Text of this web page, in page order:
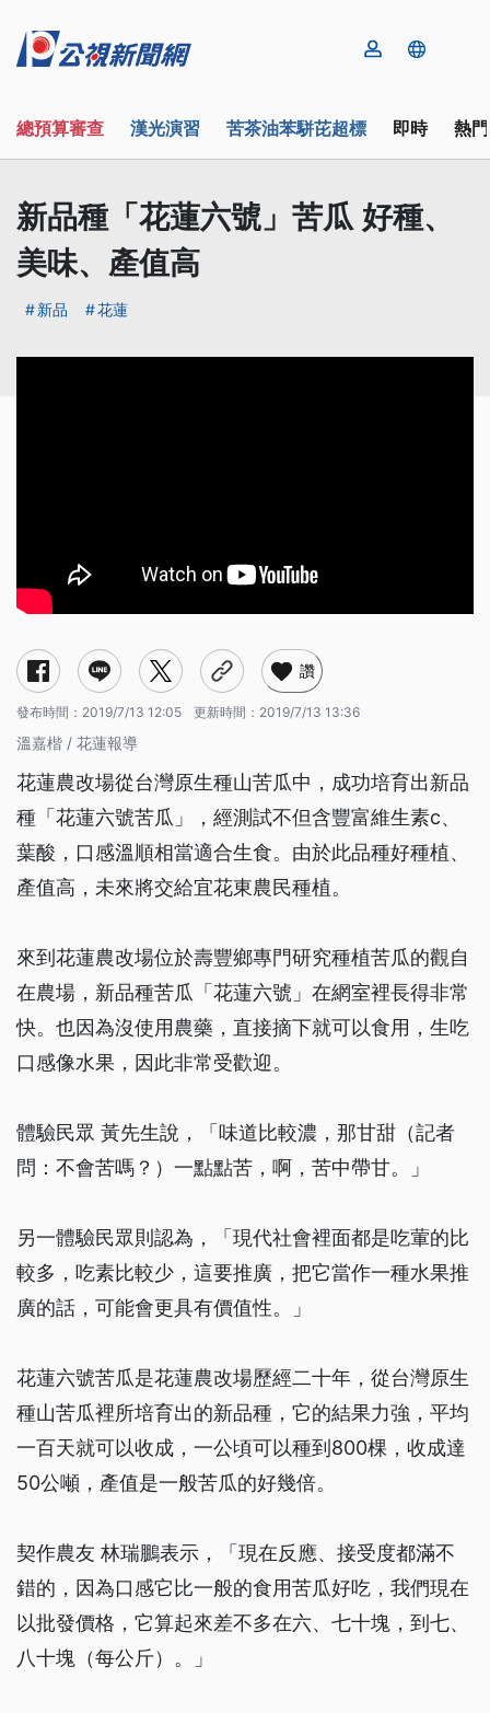
總預算審查 漢光演習 苦茶油苯駢芘超標 即時 熱
新品種「花蓮六號」苦瓜 好種、
美味、產值高
新品 花蓮
讚
發布時間： 2019/7/13 12:05 更新時間： 2019/7/13 13:36
溫嘉楷 / 花蓮報導
花蓮農改場從台灣原生種山苦瓜中，成功培育出新品
種「花蓮六號苦瓜」，經測試不但含豐富維生素c、
葉酸，口感溫順相當適合生食。由於此品種好種植、
產值高，未來將交給宜花東農民種植。
來到花蓮農改場位於壽豐鄉專門研究種植苦瓜的觀自
在農場，新品種苦瓜「花蓮六號」在網室裡長得非常
快。也因為沒使用農藥，直接摘下就可以食用，生吃
口感像水果，因此非常受歡迎。
體驗民眾 黃先生說，「味道比較濃，那甘甜（記者
問：不會苦嗎？）一點點苦，啊，苦中帶甘。」
另一體驗民眾則認為，「現代社會裡面都是吃葷的比
較多，吃素比較少，這要推廣，把它當作一種水果推
廣的話，可能會更具有價值性。」
花蓮六號苦瓜是花蓮農改場歷經二十年，從台灣原生
種山苦瓜裡所培育出的新品種，它的結果力強，平均
一百天就可以收成，一公頃可以種到800棵，收成達
50公噸，產值是一般苦瓜的好幾倍。
契作農友 林瑞鵬表示，「現在反應、接受度都滿不
錯的，因為口感它比一般的食用苦瓜好吃，我們現在
以批發價格，它算起來差不多在六、七十塊，到七、
八十塊（每公斤）。」